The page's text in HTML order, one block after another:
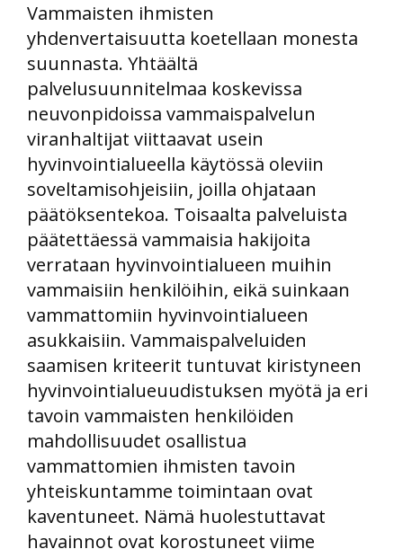
Vammaisten ihmisten
yhdenvertaisuutta koetellaan monesta
suunnasta. Yhtäältä
palvelusuunnitelmaa koskevissa
neuvonpidoissa vammaispalvelun
viranhaltijat viittaavat usein
hyvinvointialueella käytössä oleviin
soveltamisohjeisiin, joilla ohjataan
päätöksentekoa. Toisaalta palveluista
päätettäessä vammaisia hakijoita
verrataan hyvinvointialueen muihin
vammaisiin henkilöihin, eikä suinkaan
vammattomiin hyvinvointialueen
asukkaisiin. Vammaispalveluiden
saamisen kriteerit tuntuvat kiristyneen
hyvinvointialueuudistuksen myötä ja eri
tavoin vammaisten henkilöiden
mahdollisuudet osallistua
vammattomien ihmisten tavoin
yhteiskuntamme toimintaan ovat
kaventuneet. Nämä huolestuttavat
havainnot ovat korostuneet viime